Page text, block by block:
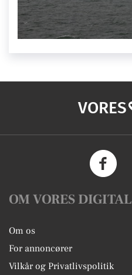
VORES
OM VORES DIGITAL
Om os
For annoncører
Vilkår og Privatlivspolitik